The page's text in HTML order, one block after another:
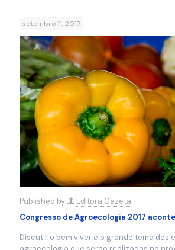
setembro 11, 2017
Published by
Editora Gazeta
Congresso de Agroecologia 2017
Discutir o bem viver é o grande tema dos